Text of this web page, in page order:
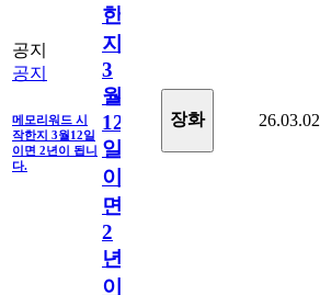
공지
공지
메모리워드 시
작한지 3월12일
이면 2년이 됩니
다.
한
지
3
월
12
일
이
면
2
년
이
장화 26.03.02